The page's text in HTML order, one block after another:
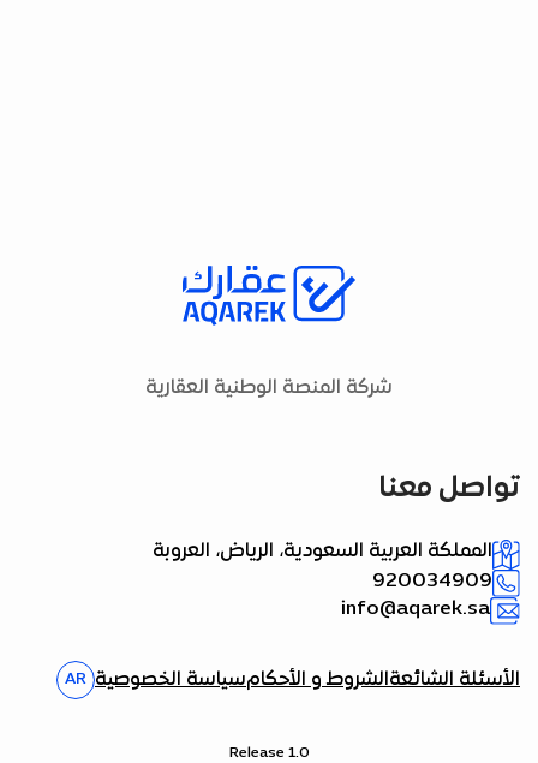
شركة المنصة الوطنية العقارية
تواصل معنا
المملكة العربية السعودية، الرياض، العروبة
920034909
info@aqarek.sa
الأسئلة الشائعةالشروط و الأحكامسياسة الخصوصية AR
Release 1.0